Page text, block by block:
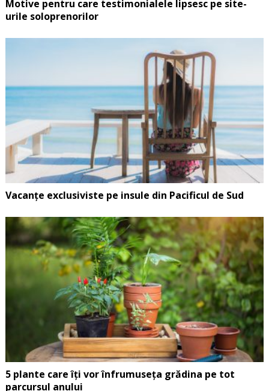
Motive pentru care testimonialele lipsesc pe site-
urile soloprenorilor
Vacanțe exclusiviste pe insule din Pacificul de Sud
5 plante care îți vor înfrumuseța grădina pe tot
parcursul anului